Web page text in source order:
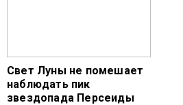
Свет Луны не помешает
наблюдать пик
звездопада Персеиды